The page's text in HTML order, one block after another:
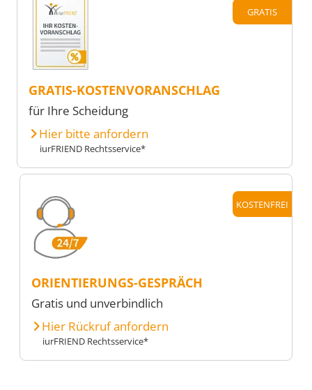
GRATIS
GRATIS-KOSTENVORANSCHLAG
für Ihre Scheidung
Hier bitte anfordern
iurFRIEND Rechtsservice*
KOSTENFREI
ORIENTIERUNGS-GESPRÄCH
Gratis und unverbindlich
Hier Rückruf anfordern
iurFRIEND Rechtsservice*